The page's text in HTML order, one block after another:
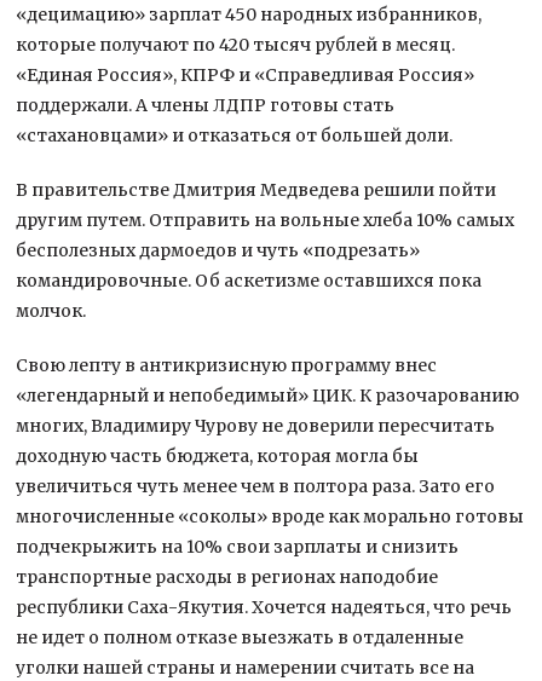
«децимацию» зарплат 450 народных избранников,
которые получают по 420 тысяч рублей в месяц.
«Единая Россия», КПРФ и «Справедливая Россия»
поддержали. А члены ЛДПР готовы стать
«стахановцами» и отказаться от большей доли.
В правительстве Дмитрия Медведева решили пойти
другим путем. Отправить на вольные хлеба 10% самых
бесполезных дармоедов и чуть «подрезать»
командировочные. Об аскетизме оставшихся пока
молчок.
Свою лепту в антикризисную программу внес
«легендарный и непобедимый» ЦИК. К разочарованию
многих, Владимиру Чурову не доверили пересчитать
доходную часть бюджета, которая могла бы
увеличиться чуть менее чем в полтора раза. Зато его
многочисленные «соколы» вроде как морально готовы
подчекрыжить на 10% свои зарплаты и снизить
транспортные расходы в регионах наподобие
республики Саха-Якутия. Хочется надеяться, что речь
не идет о полном отказе выезжать в отдаленные
уголки нашей страны и намерении считать все на